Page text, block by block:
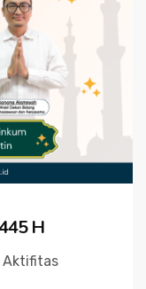
H
Aktifitas